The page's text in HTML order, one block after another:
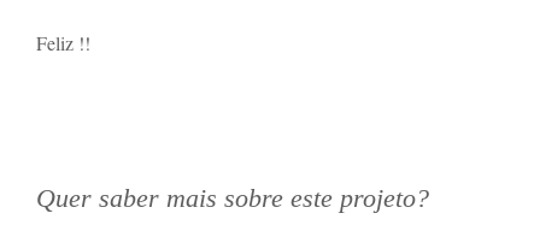
Feliz !!
Quer saber mais sobre este projeto?